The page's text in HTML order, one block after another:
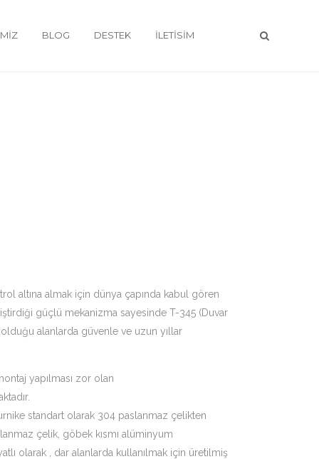
BLOG DESTEK İLETISIM
altına almak için dünya çapında kabul gören
güçlü mekanizma sayesinde T-345 (Duvar
alanlarda güvenle ve uzun yıllar
yapılması zor olan
standart olarak 304 paslanmaz çelikten
çelik, göbek kısmı alüminyum
olarak , dar alanlarda kullanılmak için üretilmiş